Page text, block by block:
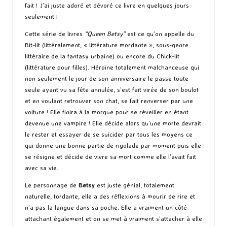
fait ! J’ai juste adoré et dévoré ce livre en quelques jours
seulement !
Cette série de livres “Queen Betsy”est ce qu’on appelle du
Bit-lit (littéralement, « littérature mordante », sous-genre
littéraire de la fantasy urbaine) ou encore du Chick-lit
(littérature pour filles). Héroïne totalement malchanceuse qui
non seulement le jour de son anniversaire le passe toute
seule ayant vu sa fête annulée, s’est fait virée de son boulot
et en voulant retrouver son chat, se fait renverser par une
voiture ! Elle finira à la morgue pour se réveiller en étant
devenue une vampire ! Elle décide alors qu’une morte devrait
le rester et essayer de se suicider par tous les moyens ce
qui donne une bonne partie de rigolade par moment puis elle
se résigne et décide de vivre sa mort comme elle l’avait fait
avec sa vie.
Le personnage de Betsy est juste génial, totalement
naturelle, tordante, elle a des réflexions à mourir de rire et
n’a pas la langue dans sa poche. Elle a vraiment un côté
attachant également et on se met à vraiment s’attacher à elle